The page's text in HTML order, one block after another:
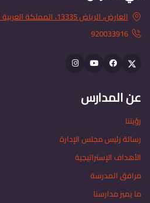
العارض، الرياض 13335، المملكة العربية السعودية
920033916
Twitter
Facebook
youtube
Instagram
عن المدارس
رؤيتنا
رسالة رئيس مجلس الإدارة
الأهداف الإستراتيجية
مرافق المدرسة
ما يميز مدارسنا